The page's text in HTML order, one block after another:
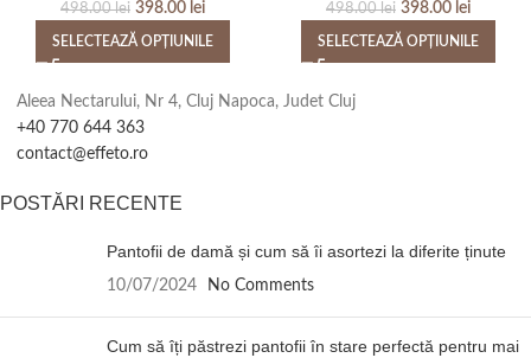
498.00lei 398.00 lei
SELECTEAZĂ OPȚIUNILE
498.00lei 398.00 lei
SELECTEAZĂ OPȚIUNILE
Aleea Nectarului, Nr 4, Cluj Napoca, Judet Cluj
+40 770 644 363
contact@effeto.ro
POSTĂRI RECENTE
Pantofii de damă și cum să îi asortezi la diferite ținute
10/07/2024 No Comments
Cum să îți păstrezi pantofii în stare perfectă pentru mai